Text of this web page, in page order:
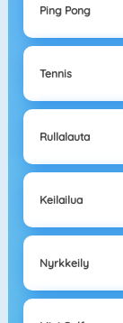
Ping Pong
Tennis
Rullalauta
Keilailua
Nyrkkeily